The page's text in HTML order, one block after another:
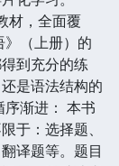
材，全面覆
（上册）的
到充分的练
是语法结构的
渐进： 本书
于：选择题、
译题等。题目